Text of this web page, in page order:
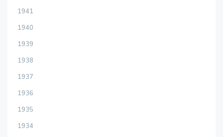
1941
1940
1939
1938
1937
1936
1935
1934